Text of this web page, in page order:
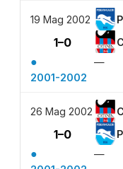
19 Mag 2002
1–0
●
—
2001-2002
26 Mag 2002
1–0
●
—